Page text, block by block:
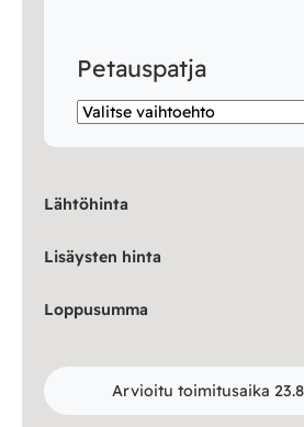
Petauspatja
Lähtöhinta
Lisäysten hinta
Loppusumma
Arvioitu toimitusaika